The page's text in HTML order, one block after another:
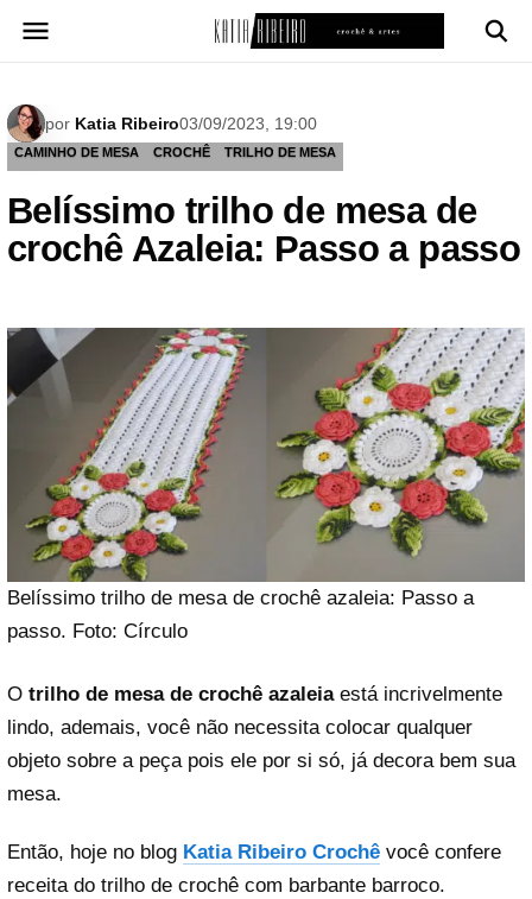
para
por Katia Ribeiro03/09/2023, 19:00
CAMINHO DE MESA CROCHÊ TRILHO DE MESA
Belíssimo trilho de mesa de
crochê Azaleia: Passo a passo
Belíssimo trilho de mesa de crochê azaleia: Passo a
passo. Foto: Círculo
O trilho de mesa de crochê azaleiaestá incrivelmente
lindo, ademais, você não necessita colocar qualquer
objeto sobre a peça pois ele por si só, já decora bem sua
mesa.
Então, hoje no blog Katia Ribeiro Crochê você confere
receita do trilho de crochê com barbante barroco.